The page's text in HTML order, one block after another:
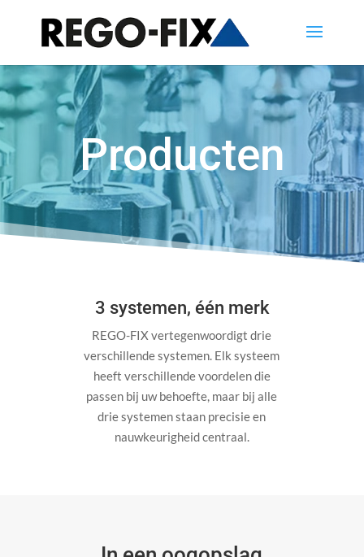
Producten
3 systemen, één merk
REGO-FIX vertegenwoordigt drie
verschillende systemen. Elk systeem
heeft verschillende voordelen die
passen bij uw behoefte, maar bij alle
drie systemen staan precisie en
nauwkeurigheid centraal.